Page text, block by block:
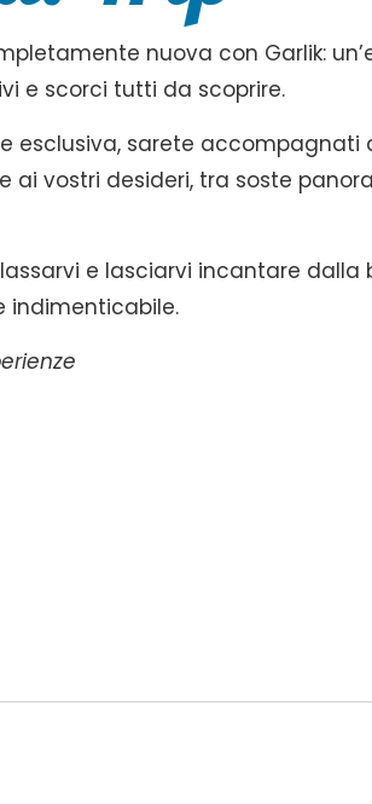
nuova con Garlik:
e scorci tutti da scoprire.
esclusiva, sarete accompagnati
ai vostri desideri, tra soste
e lasciarvi incantare dalla
indimenticabile.